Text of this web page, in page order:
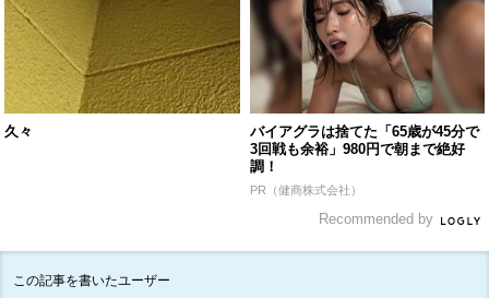
久々
バイアグラは捨てた「65歳が45分で
3回戦も余裕」980円で朝まで絶好
調！
PR（健商株式会社）
Recommended by
この記事を書いたユーザー